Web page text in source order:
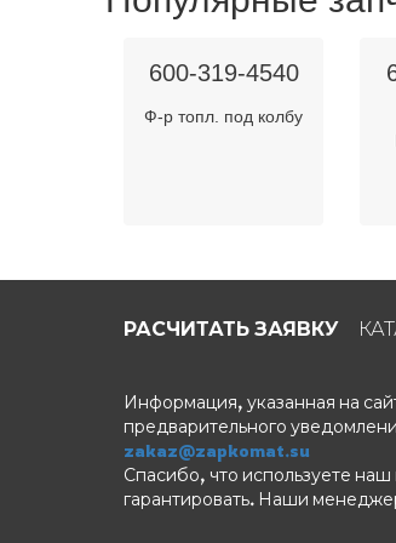
600-319-4540
Ф-р топл. под колбу
РАСЧИТАТЬ ЗАЯВКУ
Информация, указанная на
предварительного
zakaz@zapkomat.su
Спасибо, что используете
гарантировать. Наши